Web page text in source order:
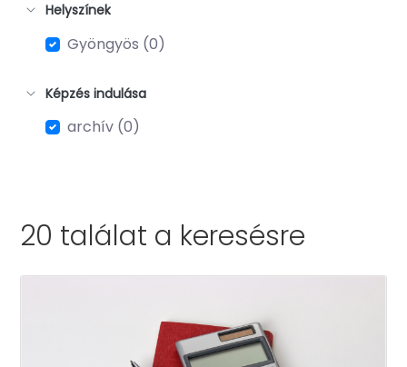
Helyszínek
Gyöngyös (0)
Képzés indulása
archív (0)
20 találat a keresésre